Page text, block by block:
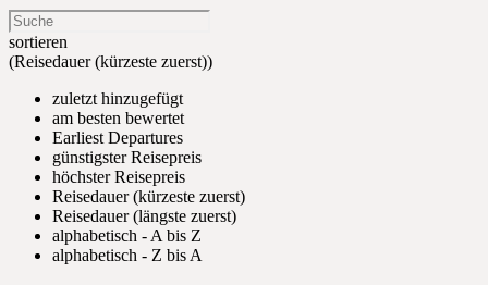
sortieren
(Reisedauer (kürzeste zuerst))
zuletzt hinzugefügt
am besten bewertet
Earliest Departures
günstigster Reisepreis
höchster Reisepreis
Reisedauer (kürzeste zuerst)
Reisedauer (längste zuerst)
alphabetisch - A bis Z
alphabetisch - Z bis A